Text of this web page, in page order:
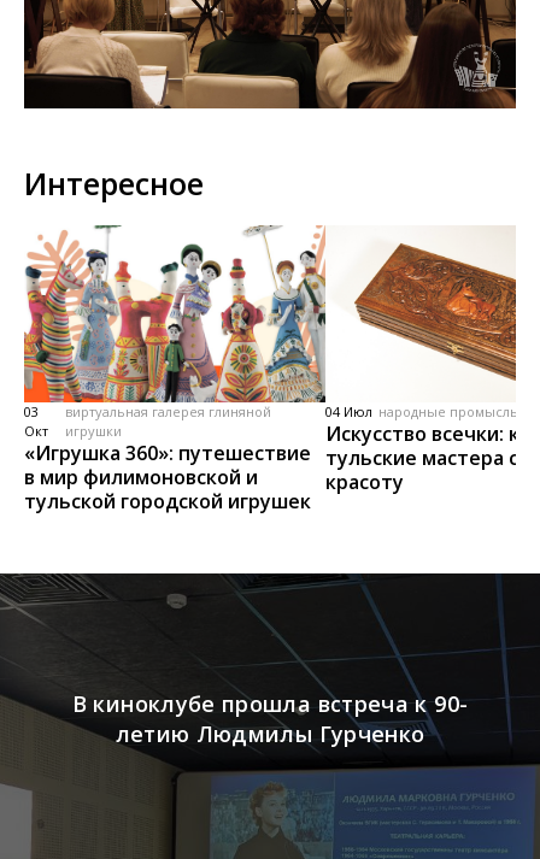
Интересное
03
Окт
виртуальная галерея глиняной
игрушки
«Игрушка 360»: путешествие
в мир филимоновской и
тульской городской игрушек
04 Июл народные промыслы,
Искусство всечки: как
тульские мастера
красоту
В киноклубе прошла встреча к 90-
летию Людмилы Гурченко